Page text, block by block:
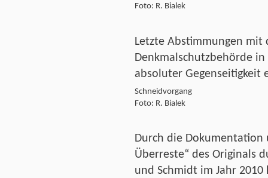
Foto: R. Bialek
Letzte Abstimmungen mit
Denkmalschutzbehörde
absoluter Gegenseitigkeit
Schneidvorgang
Foto: R. Bialek
Durch die Dokumentation
Überreste“ des Originals
und Schmidt im Jahr